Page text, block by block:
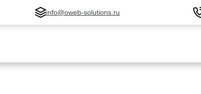
info@oweb-solutions.ru